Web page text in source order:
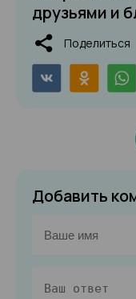
друзьями и
Поделиться
Добавить